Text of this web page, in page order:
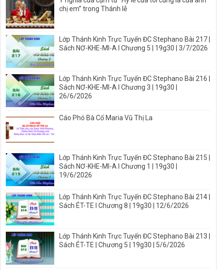
chị em” trong Thánh lễ
Lớp Thánh Kinh Trực Tuyến ĐC Stephano Bài 217 |
Sách NƠ-KHE-MI-A I Chương 5 | 19g30 | 3/7/2026
Lớp Thánh Kinh Trực Tuyến ĐC Stephano Bài 216 |
Sách NƠ-KHE-MI-A I Chương 3 | 19g30 |
26/6/2026
Cáo Phó Bà Cố Maria Vũ Thị La
Lớp Thánh Kinh Trực Tuyến ĐC Stephano Bài 215 |
Sách NƠ-KHE-MI-A I Chương 1 | 19g30 |
19/6/2026
Lớp Thánh Kinh Trực Tuyến ĐC Stephano Bài 214 |
Sách ÉT-TE I Chương 8 | 19g30 | 12/6/2026
Lớp Thánh Kinh Trực Tuyến ĐC Stephano Bài 213 |
Sách ÉT-TE | Chương 5 | 19g30 | 5/6/2026